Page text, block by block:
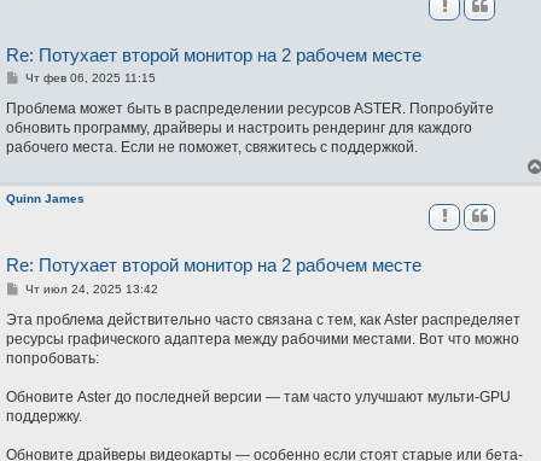
Re: Потухает второй монитор на 2 рабочем месте
С
о
б
щ
е
е
Чт фев 06, 2025 11:15
Проблема может быть в распределении ресурсов ASTER. Попробуйте
обновить программу, драйверы и настроить рендеринг для каждого
рабочего места. Если не поможет, свяжитесь с поддержкой.
Quinn James
Re: Потухает второй монитор на 2 рабочем месте
С
о
щ
е
и
е
Чт июл 24, 2025 13:42
Эта проблема действительно часто связана с тем, как Aster распределяет
ресурсы графического адаптера между рабочими местами. Вот что можно
попробовать:
Обновите Aster до последней версии — там часто улучшают мульти-GPU
поддержку.
Обновите драйверы видеокарты — особенно если стоят старые или бета-